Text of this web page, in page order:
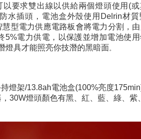
要求雙出線以供給兩個燈頭使用(或
水插頭，電池盒外殼使用Delrin材質
型電力供應電路板會將電力分割，
電力供電，以保護並增加電池使用
燈具才能照亮你技潛的黑暗面。
燈架/13.8ah電池盒(100%亮度
， 30W燈頭顏色有黑、紅、藍、綠、紫